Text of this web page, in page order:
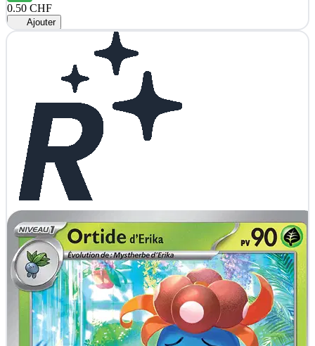
0.50 CHF
Ajouter